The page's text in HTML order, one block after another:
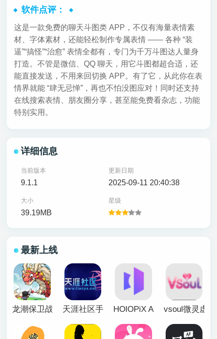
软件点评：
这是一款免费的聊天斗图类 APP，不仅有海量表情素
材、字体素材，还能轻松制作专属表情 —— 各种 “装
逼”“搞怪”“治愈” 表情全都有，专门为千万斗图达人量身
打造。不管是微信、QQ 聊天，用它斗图都超合适，还
能直接发送，不用来回切换 APP。有了它，从此你在表
情界就能 “肆无忌惮”，再也不怕没图应对！同时还支持
在线搜索表情、朋友圈分享，甚至能免费看杂志，功能
特别实用。
详细信息
当前版本
9.1.1
更新日期
2025-09-11 20:40:38
大小
39.19MB
星级
最新上线
龙潮保卫战 天涯社区手机版HOlOPiX AI手机版vsoul微灵虚